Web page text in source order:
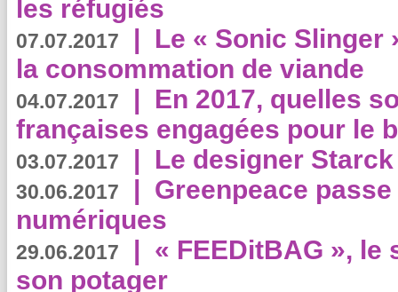
les réfugiés
07.07.2017 | Le « Sonic Slinger
la consommation de viande
04.07.2017 | En 2017, quelles
françaises engagées pour le
03.07.2017 | Le designer
30.06.2017 | Greenpeace
numériques
29.06.2017 | « FEEDitBAG », le
son potager